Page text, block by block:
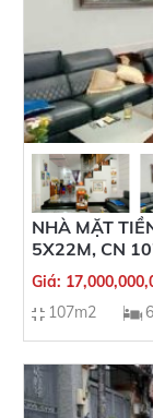
NHÀ MẶT
5X22M, CN
Giá:
107m2